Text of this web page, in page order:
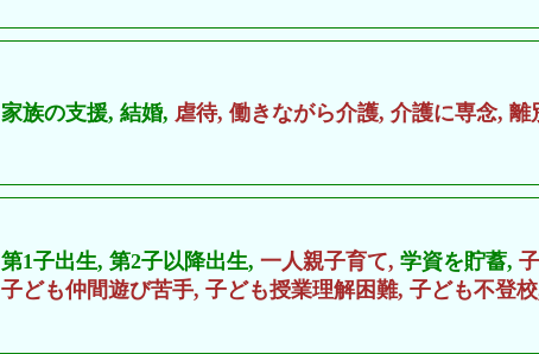
家族の支援, 結婚, 虐待, 働きながら介護, 介護に専念, 離
第1子出生, 第2子以降出生, 一人親子育て, 学資を貯蓄,
子ども仲間遊び苦手, 子ども授業理解困難, 子ども不登